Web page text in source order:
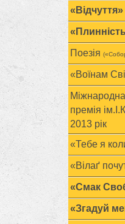
«Відчуття»
Поезія
«Воїнам
премія
2013 рік
«Тебе я
«Вілаґ
«Смак
«Згадуй